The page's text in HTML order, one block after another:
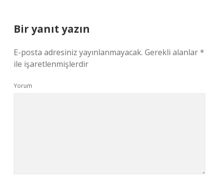
Bir yanıt yazın
E-posta adresiniz yayınlanmayacak. Gerekli alanlar*
ile işaretlenmişlerdir
Yorum